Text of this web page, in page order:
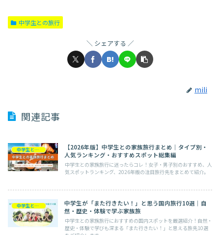
中学生との旅行
シェアする
mili
関連記事
中学生との旅行
【2026年版】中学生との家族旅行まとめ｜タイプ別・
人気ランキング・おすすめスポット総集編
中学生との家族旅行に迷ったらコレ！女子・男子別のおすすめ、人
気スポットランキング、2026年版の注目旅行先をまとめて紹介。
中学生との旅行
中学生が「また行きたい！」と思う国内旅行10選｜自
然・歴史・体験で学ぶ家族旅
中学生との家族旅行におすすめの国内スポットを厳選紹介！自然・
歴史・体験で学びも深まる「また行きたい！」と思える旅先10選